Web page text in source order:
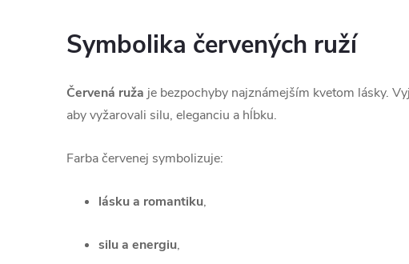
Symbolika červených ruží
Červená ruža je bezpochyby najznámejším kvetom lásky.
aby vyžarovali silu, eleganciu a hĺbku.
Farba červenej symbolizuje:
lásku a romantiku,
silu a energiu,